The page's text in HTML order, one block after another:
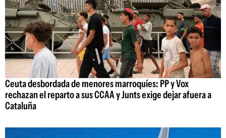
Ceuta desbordada de menores marroquíes: PP y Vox
rechazan el reparto a sus CCAA y Junts exige dejar afuera a
Cataluña